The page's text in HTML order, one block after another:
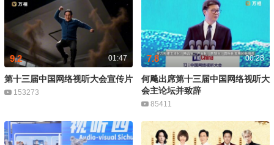
01:47
9.2
第十三届中国网络视听大会宣传片
153273
00:28
7.8
何飚出席第十三届中国网络视听大
会主论坛并致辞
85411